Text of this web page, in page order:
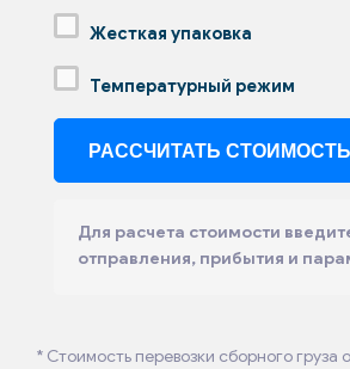
Жесткая упаковка
Температурный режим
Для расчета стоимости
отправления, прибытия и
* Стоимость перевозки сборного груза